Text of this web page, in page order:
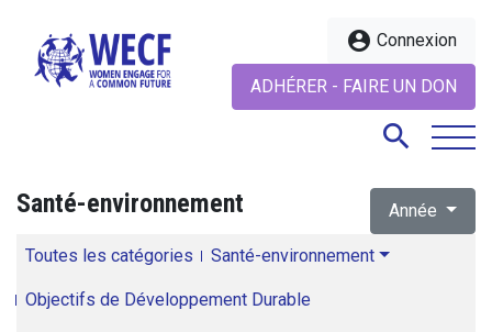
account_circle Connexion
ADHÉRER - FAIRE UN DON
search
Santé-environnement Année
Toutes les catégories Santé-environnement
Objectifs de Développement Durable